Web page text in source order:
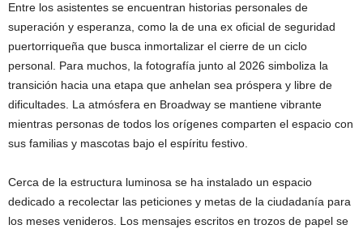
Entre los asistentes se encuentran historias personales de
superación y esperanza, como la de una ex oficial de seguridad
puertorriqueña que busca inmortalizar el cierre de un ciclo
personal. Para muchos, la fotografía junto al 2026 simboliza la
transición hacia una etapa que anhelan sea próspera y libre de
dificultades. La atmósfera en Broadway se mantiene vibrante
mientras personas de todos los orígenes comparten el espacio con
sus familias y mascotas bajo el espíritu festivo.
Cerca de la estructura luminosa se ha instalado un espacio
dedicado a recolectar las peticiones y metas de la ciudadanía para
los meses venideros. Los mensajes escritos en trozos de papel se